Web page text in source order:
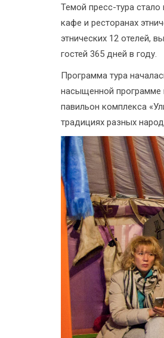
Темой пресс-тура
кафе и ресторанах
этнических 12 отелей,
гостей 365 дней в году.
Программа тура
насыщенной программе
павильон комплекса
традициях разных